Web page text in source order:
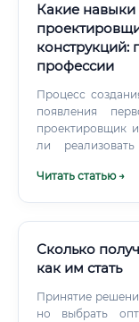
специалистов ✅ Системное мышление — видеть и детали,
и общую картину ✅ Ответственность — ошибки
дорого ✅ Английский язык — вся международная
документация на
создавать
Отдельно стоит
знаний высшей
условия труда
Какие
конструкций:
профессии
Процесс
появления
проектировщик
ли
Читать статью →
Сколько
как им стать
Принятие
но выбрать